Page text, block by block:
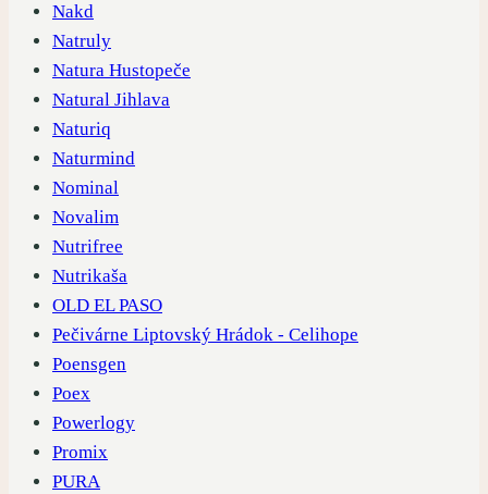
Nakd
Natruly
Natura Hustopeče
Natural Jihlava
Naturiq
Naturmind
Nominal
Novalim
Nutrifree
Nutrikaša
OLD EL PASO
Pečivárne Liptovský Hrádok - Celihope
Poensgen
Poex
Powerlogy
Promix
PURA